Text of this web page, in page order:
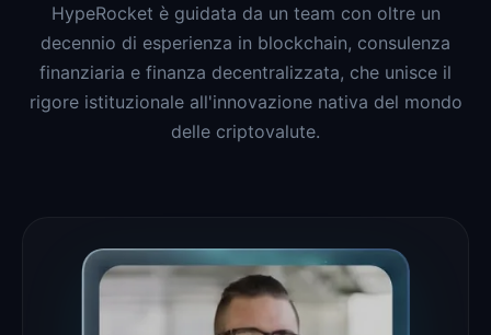
HypeRocket è guidata da un team con oltre un
decennio di esperienza in blockchain, consulenza
finanziaria e finanza decentralizzata, che unisce il
rigore istituzionale all'innovazione nativa del mondo
delle criptovalute.